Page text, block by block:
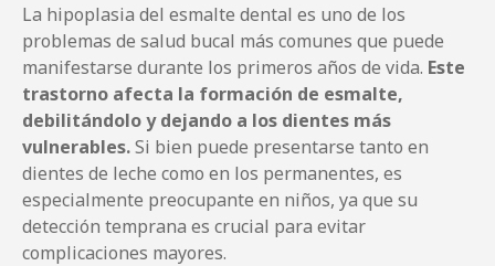
La hipoplasia del esmalte dental es uno de los
problemas de salud bucal más comunes que puede
manifestarse durante los primeros años de vida. Este
trastorno afecta la formación de esmalte,
debilitándolo y dejando a los dientes más
vulnerables.Si bien puede presentarse tanto en
dientes de leche como en los permanentes, es
especialmente preocupante en niños, ya que su
detección temprana es crucial para evitar
complicaciones mayores.